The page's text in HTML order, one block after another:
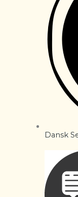
Dansk